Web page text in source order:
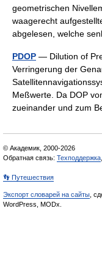
geometrischen
waagerecht
abgelesen, welche
PDOP — Dilution of
Verringerung der
Meßwerte. Da DOP
zueinander und zum
© Академик, 2000-2026
Обратная связь: Техподдержка
👣 Путешествия
Экспорт словарей на сайты ,
WordPress, MODx.